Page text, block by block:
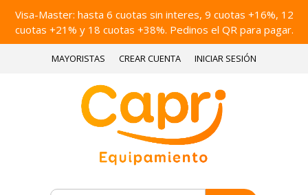
Visa-Master: hasta 6 cuotas sin interes, 9 cuotas +16%, 12
cuotas +21% y 18 cuotas +38%. Pedinos el QR para pagar.
MAYORISTAS CREAR CUENTA INICIAR SESIÓN